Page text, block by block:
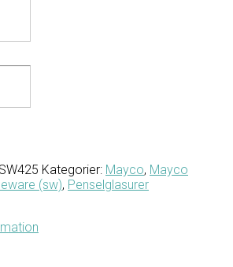
SW425 Kategorier: Mayco, Mayco
(sw), Penselglasurer